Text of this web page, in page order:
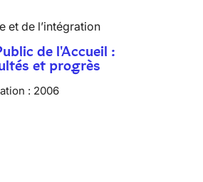
et de l’intégration
de l'Accueil :
et progrès
: 2006